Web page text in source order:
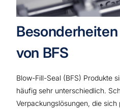
Besonderheiten
von BFS
Blow-Fill-Seal (BFS) Produkte
häufig sehr unterschiedlich.
Verpackungslösungen, die